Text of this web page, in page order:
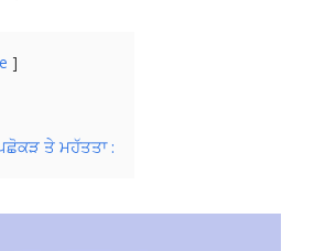
ਤੇ ਮਹੱਤਤਾ :